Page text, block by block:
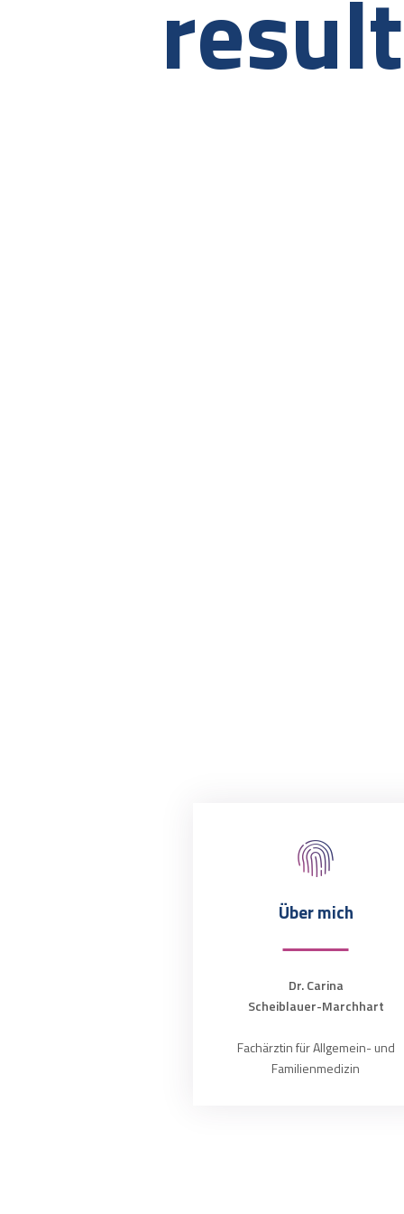
Über mich
Dr. Carina
Scheiblauer-Marchhart
Fachärztin für Allgemein- und
Familienmedizin